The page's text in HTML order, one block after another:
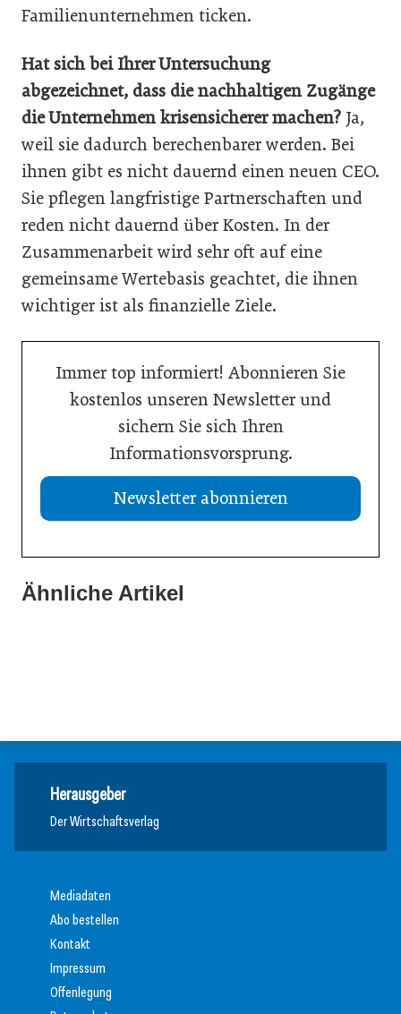
Familienunternehmen ticken.
Hat sich bei Ihrer Untersuchung
abgezeichnet, dass die nachhaltigen Zugänge
die Unternehmen krisensicherer machen? Ja,
weil sie dadurch berechenbarer werden. Bei
ihnen gibt es nicht dauernd einen neuen CEO.
Sie pflegen langfristige Partnerschaften und
reden nicht dauernd über Kosten. In der
Zusammenarbeit wird sehr oft auf eine
gemeinsame Wertebasis geachtet, die ihnen
wichtiger ist als finanzielle Ziele.
Immer top informiert! Abonnieren Sie
kostenlos unseren Newsletter und
sichern Sie sich Ihren
Informationsvorsprung.
Newsletter abonnieren
Ähnliche Artikel
08. Juni 2026
Herausgeber
Der Wirtschaftsverlag
Mediadaten
Abo bestellen
Kontakt
Impressum
Offenlegung